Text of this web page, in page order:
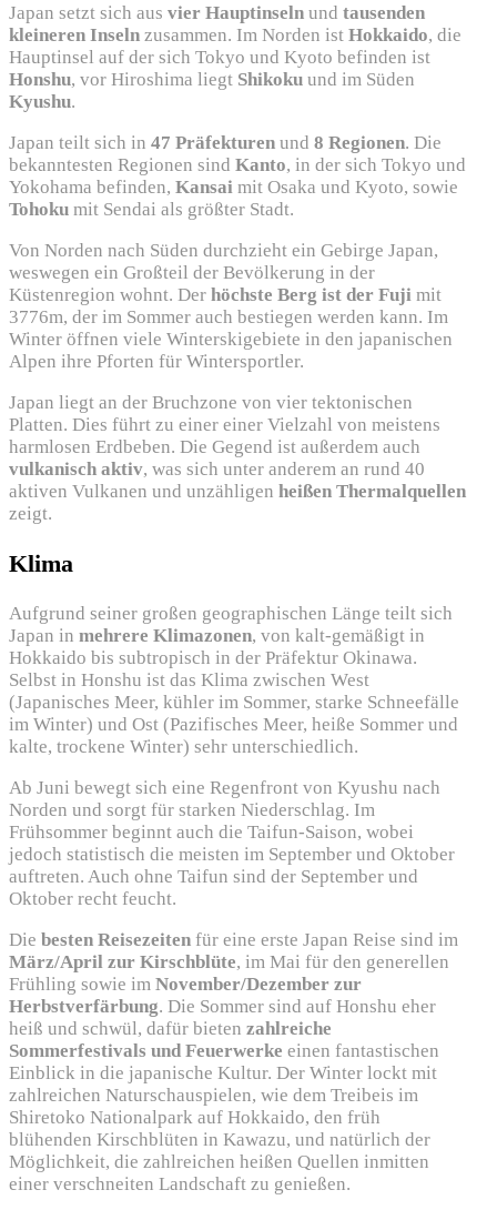
Japan setzt sich aus vier Hauptinseln und tausenden
kleineren Inseln zusammen. Im Norden ist Hokkaido, die
Hauptinsel auf der sich Tokyo und Kyoto befinden ist
Honshu, vor Hiroshima liegt Shikoku und im Süden
Kyushu.
Japan teilt sich in 47 Präfekturen und 8 Regionen. Die
bekanntesten Regionen sind Kanto, in der sich Tokyo und
Yokohama befinden, Kansai mit Osaka und Kyoto, sowie
Tohoku mit Sendai als größter Stadt.
Von Norden nach Süden durchzieht ein Gebirge Japan,
weswegen ein Großteil der Bevölkerung in der
Küstenregion wohnt. Der höchste Berg ist der Fuji mit
3776m, der im Sommer auch bestiegen werden kann. Im
Winter öffnen viele Winterskigebiete in den japanischen
Alpen ihre Pforten für Wintersportler.
Japan liegt an der Bruchzone von vier tektonischen
Platten. Dies führt zu einer einer Vielzahl von meistens
harmlosen Erdbeben. Die Gegend ist außerdem auch
vulkanisch aktiv, was sich unter anderem an rund 40
aktiven Vulkanen und unzähligen heißen Thermalquellen
zeigt.
Klima
Aufgrund seiner großen geographischen Länge teilt sich
Japan in mehrere Klimazonen, von kalt-gemäßigt in
Hokkaido bis subtropisch in der Präfektur Okinawa.
Selbst in Honshu ist das Klima zwischen West
(Japanisches Meer, kühler im Sommer, starke Schneefälle
im Winter) und Ost (Pazifisches Meer, heiße Sommer und
kalte, trockene Winter) sehr unterschiedlich.
Ab Juni bewegt sich eine Regenfront von Kyushu nach
Norden und sorgt für starken Niederschlag. Im
Frühsommer beginnt auch die Taifun-Saison, wobei
jedoch statistisch die meisten im September und Oktober
auftreten. Auch ohne Taifun sind der September und
Oktober recht feucht.
Die besten Reisezeiten für eine erste Japan Reise sind im
März/April zur Kirschblüte, im Mai für den generellen
Frühling sowie im November/Dezember zur
Herbstverfärbung. Die Sommer sind auf Honshu eher
heiß und schwül, dafür bieten zahlreiche
Sommerfestivals und Feuerwerke einen fantastischen
Einblick in die japanische Kultur. Der Winter lockt mit
zahlreichen Naturschauspielen, wie dem Treibeis im
Shiretoko Nationalpark auf Hokkaido, den früh
blühenden Kirschblüten in Kawazu, und natürlich der
Möglichkeit, die zahlreichen heißen Quellen inmitten
einer verschneiten Landschaft zu genießen.